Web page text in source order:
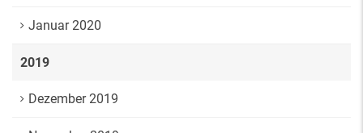
Januar 2020
2019
Dezember 2019